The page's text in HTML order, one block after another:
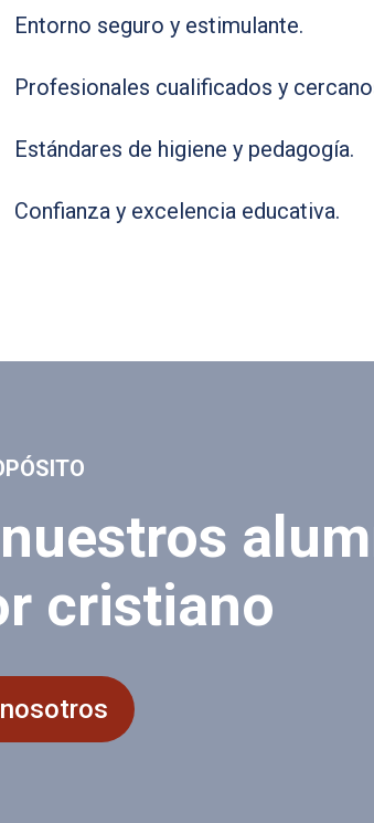
Entorno seguro y estimulante.
Profesionales cualificados y
Estándares de higiene y pedagogía.
Confianza y excelencia educativa.
cristiano